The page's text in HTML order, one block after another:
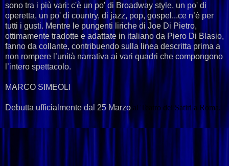
sono tra i più vari: c'è un po' di Broadway style, un po' di
operetta, un po' di country, di jazz, pop, gospel...ce n’è per
tutti i gusti. Mentre le pungenti liriche di Joe Di Pietro,
ottimamente tradotte e adattate in italiano da Piero Di Blasio,
fanno da collante, contribuendo sulla linea descritta prima a
non rompere l’unità narrativa ai vari quadri che compongono
l’intero spettacolo.
MARCO SIMEOLI
Debutta ufficialmente dal 25 Marzo al Teatro dei Satiri a Roma.